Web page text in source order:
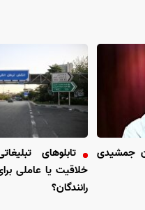
جمشیدی
تابلو‌های
خلاقیت یا عاملی
رانندگان؟